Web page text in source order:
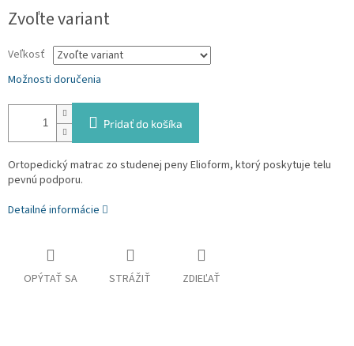
cena:
Zvoľte variant
Veľkosť
Možnosti doručenia
Pridať do košíka
Ortopedický matrac zo studenej peny Elioform, ktorý poskytuje telu
pevnú podporu.
Detailné informácie
OPÝTAŤ SA STRÁŽIŤ ZDIEĽAŤ